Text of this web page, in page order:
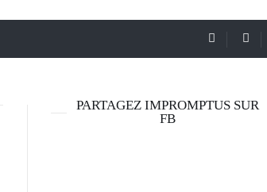
PARTAGEZ IMPROMPTUS SUR
FB